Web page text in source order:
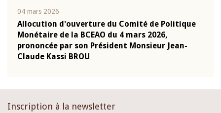
04 mars 2026
Allocution d'ouverture du Comité de Politique
Monétaire de la BCEAO du 4 mars 2026,
prononcée par son Président Monsieur Jean-
Claude Kassi BROU
Inscription à la newsletter